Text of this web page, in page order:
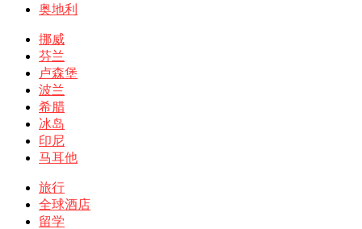
奥地利
挪威
芬兰
卢森堡
波兰
希腊
冰岛
印尼
马耳他
旅行
全球酒店
留学